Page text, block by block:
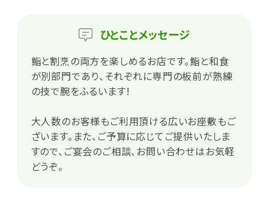
ひとことメッセージ
鮨と割烹の両方を楽しめるお店です。鮨と和食
が別部門であり、それぞれに専門の板前が熟練
の技で腕をふるいます!
大人数のお客様もご利用頂ける広いお座敷もご
ざいます。また、ご予算に応じてご提供いたしま
すので、ご宴会のご相談、お問い合わせはお気軽
どうぞ。